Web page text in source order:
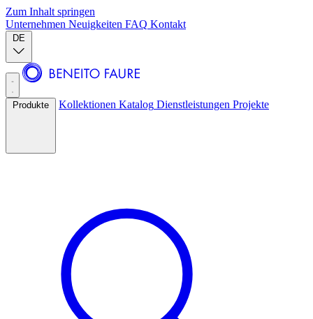
Zum Inhalt springen
Unternehmen Neuigkeiten FAQ Kontakt
DE
Produkte Kollektionen Katalog Dienstleistungen Projekte